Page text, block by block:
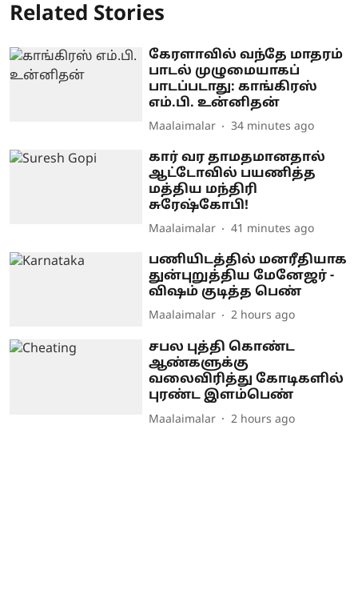
Related Stories
கேரளாவில் வந்தே மாதரம்
பாடல் முழுமையாகப்
பாடப்படாது: காங்கிரஸ்
எம்.பி. உன்னிதன்
Maalaimalar 34 minutes ago
கார் வர தாமதமானதால்
ஆட்டோவில் பயணித்த
மத்திய மந்திரி
சுரேஷ்கோபி!
Maalaimalar 41 minutes ago
பணியிடத்தில் மனரீதியாக
துன்புறுத்திய மேனேஜர் -
விஷம் குடித்த பெண்
Maalaimalar 2 hours ago
சபல புத்தி கொண்ட
ஆண்களுக்கு
வலைவிரித்து கோடிகளில்
புரண்ட இளம்பெண்
Maalaimalar 2 hours ago